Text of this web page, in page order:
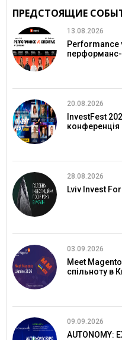
ПРЕДСТОЯЩИЕ
13.08.2026
Performance
перформанс-
20.08.2026
InvestFest
конференція
28.08.2026
Lviv Invest
03.09.2026
Meet
спільноту в
09.09.2026
AUTONOMY: